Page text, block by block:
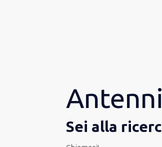
Sei alla